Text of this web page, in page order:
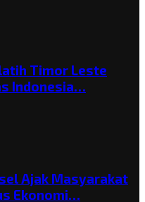
Timor Leste
Indonesia…
Ajak Masyarakat
Ekonomi…